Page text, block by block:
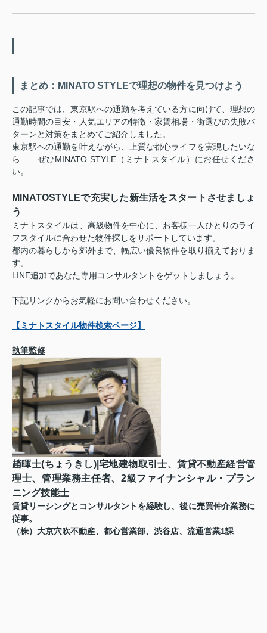
まとめ：MINATO STYLEで理想の物件を見つけよう
この記事では、東京駅への通勤を考えている方に向けて、理想の
通勤時間の目安・人気エリアの特徴・家賃相場・街選びの失敗パ
ターンと対策をまとめてご紹介しました。
東京駅への通勤を叶えながら、上質な都心ライフを実現したいな
ら——ぜひMINATO STYLE（ミナトスタイル）にお任せくださ
い。
MINATOSTYLEで充実した新生活をスタートさせましょ
う
ミナトスタイルは、高級物件を中心に、お客様一人ひとりのライ
フスタイルに合わせた物件探しをサポートしています。
都内の暮らしから郊外まで、幅広い優良物件を取り揃えておりま
す。
LINE追加であなた専用コンサルタントをゲットしましょう。
下記リンクからお気軽にお問い合わせください。
【ミナトスタイル物件検索ページ】
執筆監修
趙暉士(ちょうきし)|宅地建物取引士、賃貸不動産経営管
理士、管理業務主任者、2級ファイナンシャル・プラン
ニング技能士
賃貸リーシングとコンサルタントを経験し、後に売買仲介業務に
従事。
（株）大京穴吹不動産、都心営業部、渋谷店、流通営業1課